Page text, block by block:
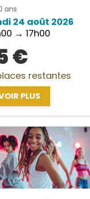
ans
24 août 2026
→ 17h00
€
restantes
PLUS